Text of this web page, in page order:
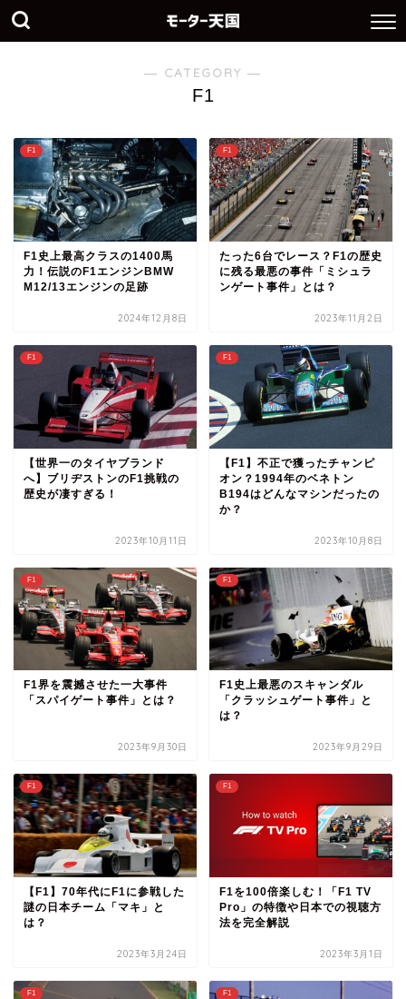
― CATEGORY ―
F1
F1
F1史上最高クラスの1400馬
力！伝説のF1エンジンBMW
M12/13エンジンの足跡
2024年12月8日
F1
たった6台でレース？F1の歴史
に残る最悪の事件「ミシュラ
ンゲート事件」とは？
2023年11月2日
F1
【世界一のタイヤブランド
へ】ブリヂストンのF1挑戦の
歴史が凄すぎる！
2023年10月11日
F1
【F1】不正で獲ったチャンピ
オン？1994年のベネトン
B194はどんなマシンだったの
か？
2023年10月8日
F1
F1界を震撼させた一大事件
「スパイゲート事件」とは？
2023年9月30日
F1
F1史上最悪のスキャンダル
「クラッシュゲート事件」と
は？
2023年9月29日
F1
【F1】70年代にF1に参戦した
謎の日本チーム「マキ」と
は？
2023年3月24日
F1
F1を100倍楽しむ！「F1 TV
Pro」の特徴や日本での視聴方
法を完全解説
2023年3月1日
F1 F1